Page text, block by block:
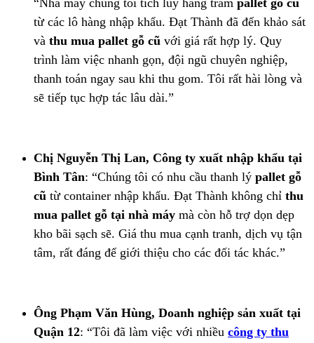
“Nhà máy chúng tôi tích lũy hàng trăm pallet gỗ cũ
từ các lô hàng nhập khẩu. Đạt Thành đã đến khảo sát
và thu mua pallet gỗ cũ với giá rất hợp lý. Quy
trình làm việc nhanh gọn, đội ngũ chuyên nghiệp,
thanh toán ngay sau khi thu gom. Tôi rất hài lòng và
sẽ tiếp tục hợp tác lâu dài.”
Chị Nguyễn Thị Lan, Công ty xuất nhập khẩu tại
Bình Tân: “Chúng tôi có nhu cầu thanh lý pallet gỗ
cũ từ container nhập khẩu. Đạt Thành không chỉ thu
mua pallet gỗ tại nhà máy mà còn hỗ trợ dọn dẹp
kho bãi sạch sẽ. Giá thu mua cạnh tranh, dịch vụ tận
tâm, rất đáng để giới thiệu cho các đối tác khác.”
Ông Phạm Văn Hùng, Doanh nghiệp sản xuất tại
Quận 12: “Tôi đã làm việc với nhiều công ty thu